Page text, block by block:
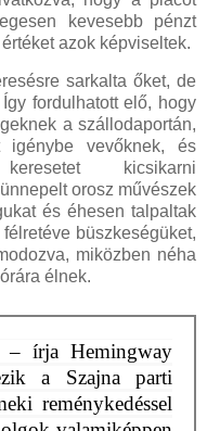
kevesebb pénzt
azok képviseltek.
sarkalta őket, de
fordulhatott elő, hogy
a szállodaportán,
igénybe vevőknek, és
kicsikarni
orosz művészek
és éhesen talpaltak
büszkeségüket,
miközben néha
élnek.
– írja Hemingway
a Szajna parti
reménykedéssel